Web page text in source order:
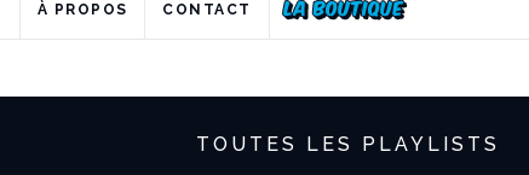
À PROPOS CONTACT
TOUTES LES PLAYLISTS